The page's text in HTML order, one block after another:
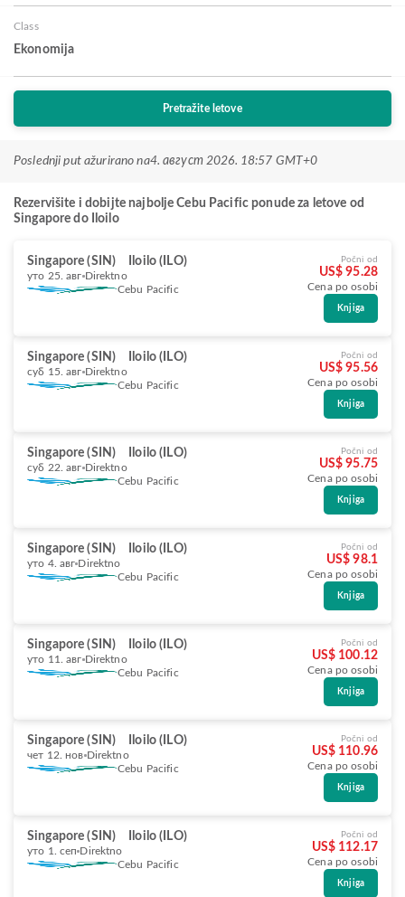
Class
Ekonomija
Pretražite letove
Poslednji put ažurirano na4. август 2026. 18:57 GMT+0
Rezervišite i dobijte najbolje Cebu Pacific ponude za letove od
Singapore do Iloilo
Singapore (SIN) Iloilo (ILO)
уто 25. авг Direktno
Cebu Pacific
Počni od
US$ 95.28
Cena po osobi
Knjiga
Singapore (SIN) Iloilo (ILO)
суб 15. авг Direktno
Cebu Pacific
Počni od
US$ 95.56
Cena po osobi
Knjiga
Singapore (SIN) Iloilo (ILO)
суб 22. авг Direktno
Cebu Pacific
Počni od
US$ 95.75
Cena po osobi
Knjiga
Singapore (SIN) Iloilo (ILO)
уто 4. авг Direktno
Cebu Pacific
Počni od
US$ 98.1
Cena po osobi
Knjiga
Singapore (SIN) Iloilo (ILO)
уто 11. авг Direktno
Cebu Pacific
Počni od
US$ 100.12
Cena po osobi
Knjiga
Singapore (SIN) Iloilo (ILO)
чет 12. нов Direktno
Cebu Pacific
Počni od
US$ 110.96
Cena po osobi
Knjiga
Singapore (SIN) Iloilo (ILO)
уто 1. сеп Direktno
Cebu Pacific
Počni od
US$ 112.17
Cena po osobi
Knjiga